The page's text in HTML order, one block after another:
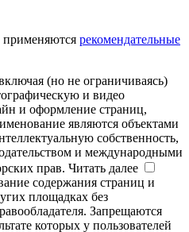
рекомендательные
(но не ограничиваясь)
и видео
и оформление страниц,
являются объектами
собственность,
и международными
прав. Читать далее
содержания страниц и
площадках без
Запрещаются
которых у пользователей